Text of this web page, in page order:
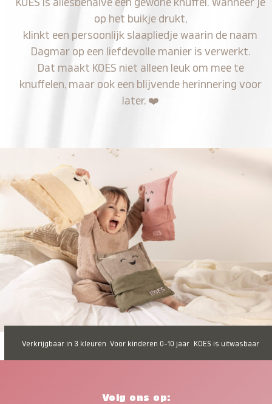
KOES is allesbehalve een gewone knuffel. Wanneer je
op het buikje drukt,
klinkt een persoonlijk slaapliedje waarin de naam
Dagmar op een liefdevolle manier is verwerkt.
Dat maakt KOES niet alleen leuk om mee te
knuffelen, maar ook een blijvende herinnering voor
later. ❤️
Verkrijgbaar in 3 kleuren Voor kinderen 0-10 jaar KOES is uitwasbaar
Volg ons op: